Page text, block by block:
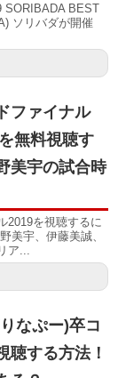
SORIBADA BEST
ソリバダが開催
ファイナル
無料視聴す
美宇の試合時
2019を視聴するに
美宇、伊藤美誠、
ア...
なぷー)卒コ
聴する方法！